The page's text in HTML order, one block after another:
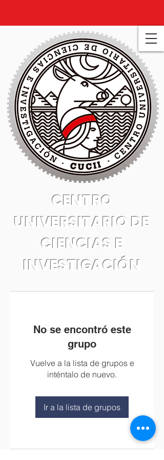
CENTRO
UNIVERSITARIO DE
CIENCIAS E
INVESTIGACIÓN
No se encontró este
grupo
Vuelve a la lista de grupos e
inténtalo de nuevo.
Ir a la lista de grupos